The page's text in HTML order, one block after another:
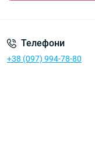
Телефони
+38 (097) 994-78-80